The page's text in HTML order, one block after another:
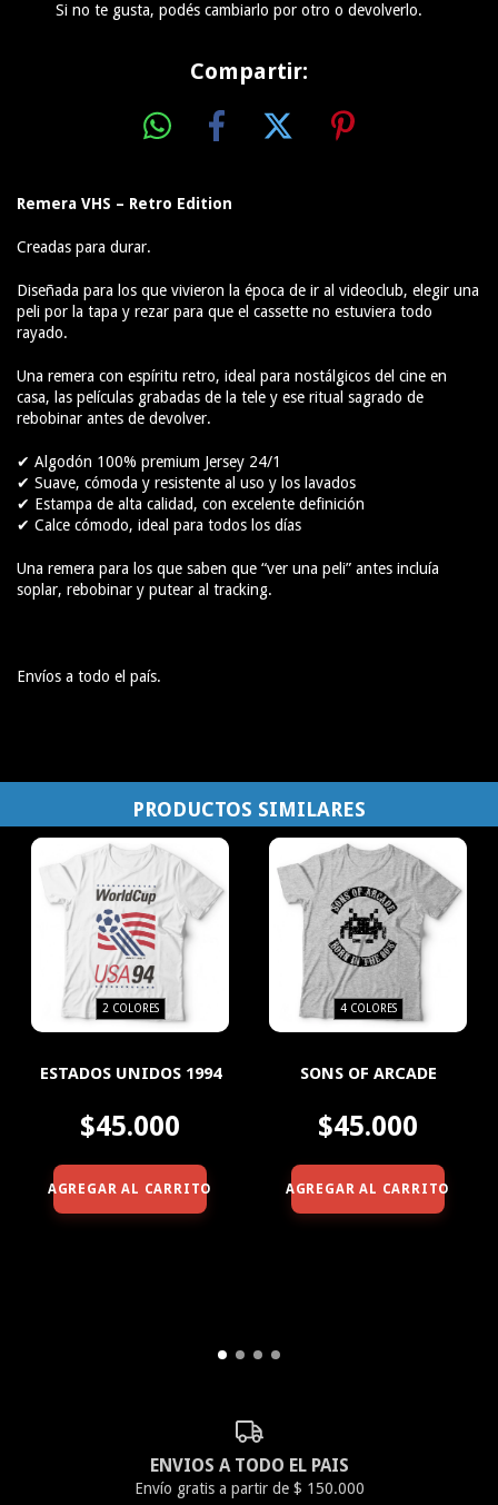
Si no te gusta, podés cambiarlo por otro o devolverlo.
Compartir:
Remera VHS – Retro Edition
Creadas para durar.
Diseñada para los que vivieron la época de ir al videoclub, elegir una
peli por la tapa y rezar para que el cassette no estuviera todo
rayado.
Una remera con espíritu retro, ideal para nostálgicos del cine en
casa, las películas grabadas de la tele y ese ritual sagrado de
rebobinar antes de devolver.
✔ Algodón 100% premium Jersey 24/1
✔ Suave, cómoda y resistente al uso y los lavados
✔ Estampa de alta calidad, con excelente definición
✔ Calce cómodo, ideal para todos los días
Una remera para los que saben que “ver una peli” antes incluía
soplar, rebobinar y putear al tracking.
Envíos a todo el país.
PRODUCTOS SIMILARES
2 COLORES
ESTADOS UNIDOS 1994
$45.000
AGREGAR AL CARRITO
4 COLORES
SONS OF ARCADE
$45.000
AGREGAR AL CARRITO
ENVIOS A TODO EL PAIS
Envío gratis a partir de $ 150.000